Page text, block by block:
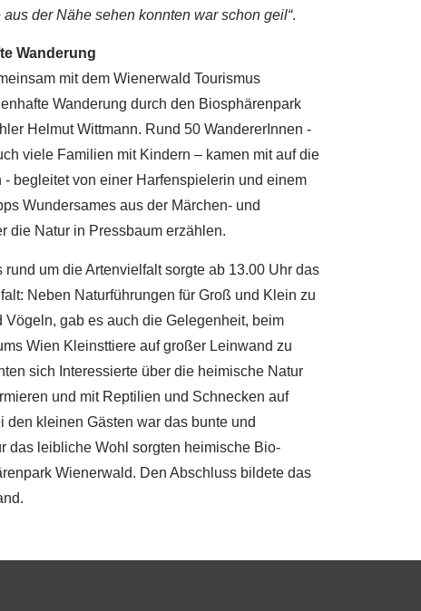
der Nähe sehen konnten war schon geil“.
Wanderung
mit dem Wienerwald Tourismus
Wanderung durch den Biosphärenpark
Helmut Wittmann. Rund 50 WandererInnen -
viele Familien mit Kindern – kamen mit auf die
begleitet von einer Harfenspielerin und einem
Wundersames aus der Märchen- und
die Natur in Pressbaum erzählen.
um die Artenvielfalt sorgte ab 13.00 Uhr das
Neben Naturführungen für Groß und Klein zu
gab es auch die Gelegenheit, beim
Wien Kleinsttiere auf großer Leinwand zu
sich Interessierte über die heimische Natur
und mit Reptilien und Schnecken auf
kleinen Gästen war das bunte und
das leibliche Wohl sorgten heimische Bio-
Wienerwald. Den Abschluss bildete das